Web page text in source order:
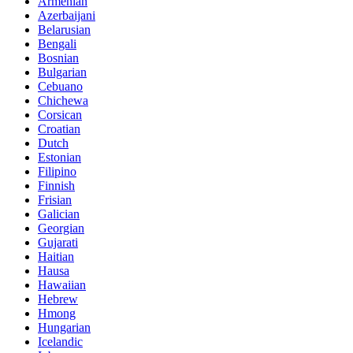
Azerbaijani
Belarusian
Bengali
Bosnian
Bulgarian
Cebuano
Chichewa
Corsican
Croatian
Dutch
Estonian
Filipino
Finnish
Frisian
Galician
Georgian
Gujarati
Haitian
Hausa
Hawaiian
Hebrew
Hmong
Hungarian
Icelandic